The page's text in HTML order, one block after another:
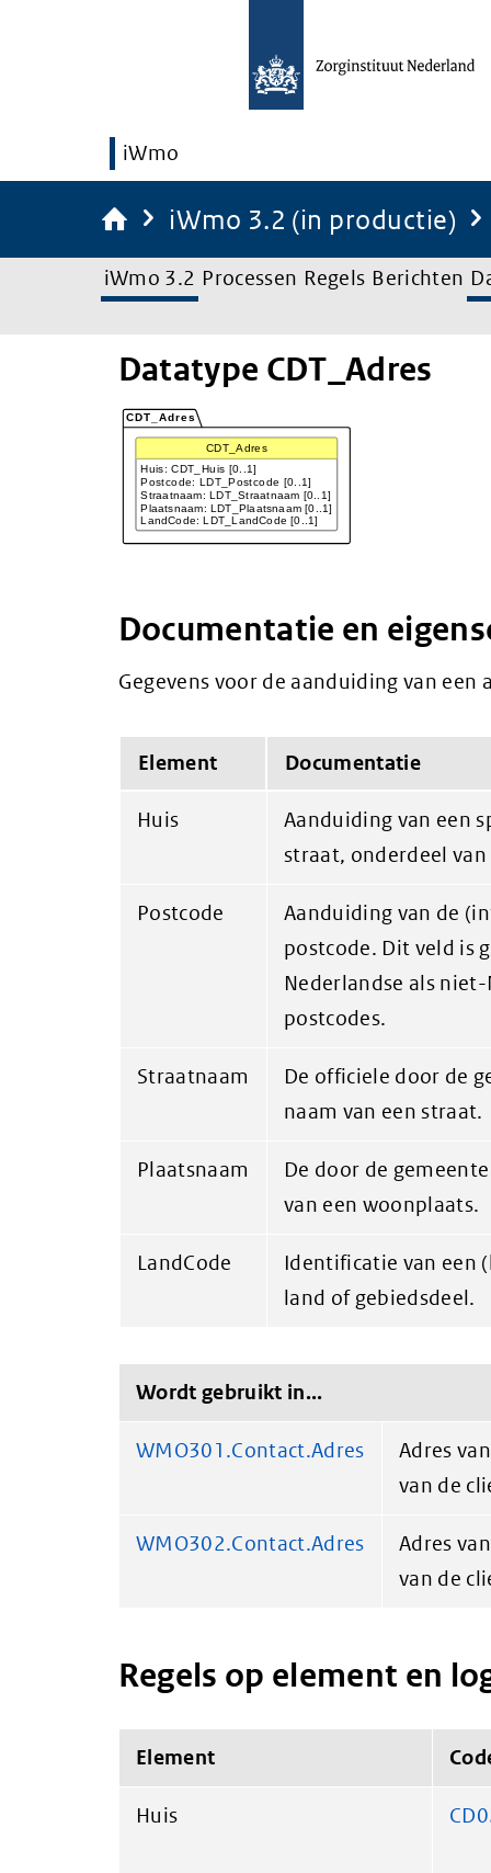
iWmo
iWmo 3.2 (in productie)
iWmo 3.2 Processen Regels Berichten
Datatype CDT_Adres
Documentatie en
Gegevens voor de aanduiding van een
Element Documentatie
Huis
Aanduiding van een
straat, onderdeel
Postcode
Aanduiding van de
postcode. Dit veld is
Nederlandse als
postcodes.
Straatnaam
De officiele door de
naam van een straat.
Plaatsnaam
De door de
van een woonplaats.
LandCode
Identificatie van een
land of gebiedsdeel.
Wordt gebruikt in...
WMO301.Contact.Adres
Adres
van de
WMO302.Contact.Adres
Adres
van de
Regels op element en
Element
Huis